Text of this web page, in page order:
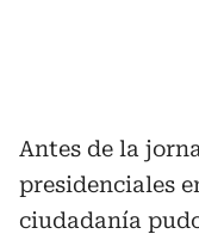
Antes de la
presidenciales
ciudadanía